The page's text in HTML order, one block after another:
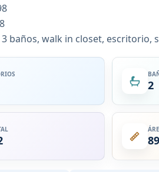
baños, walk in closet, escritorio,
2